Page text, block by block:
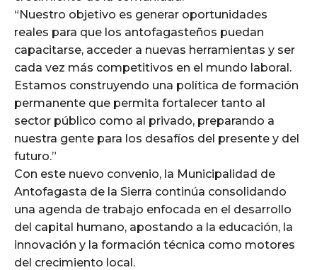
“Nuestro objetivo es generar oportunidades
reales para que los antofagasteños puedan
capacitarse, acceder a nuevas herramientas y ser
cada vez más competitivos en el mundo laboral.
Estamos construyendo una política de formación
permanente que permita fortalecer tanto al
sector público como al privado, preparando a
nuestra gente para los desafíos del presente y del
futuro.”
Con este nuevo convenio, la Municipalidad de
Antofagasta de la Sierra continúa consolidando
una agenda de trabajo enfocada en el desarrollo
del capital humano, apostando a la educación, la
innovación y la formación técnica como motores
del crecimiento local.